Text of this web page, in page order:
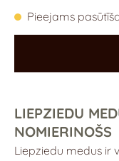
Pieejams
LIEPZIEDU
NOMIERINOŠS
Liepziedu medus ir